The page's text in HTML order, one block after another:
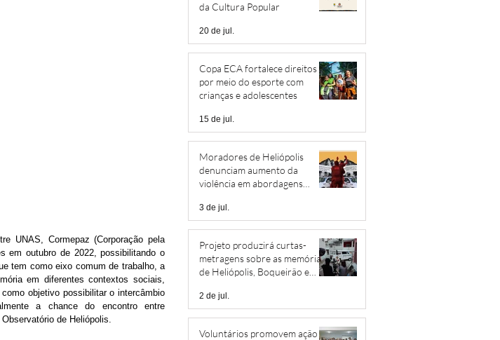
UNAS, Cormepaz (Corporação pela
em outubro de 2022, possibilitando o
tem como eixo comum de trabalho, a
em diferentes contextos sociais,
objetivo possibilitar o intercâmbio
a chance do encontro entre
de Heliópolis.
da Cultura Popular
20 de jul.
Copa ECA fortalece direitos
por meio do esporte com
crianças e adolescentes
15 de jul.
Moradores de Heliópolis
denunciam aumento da
violência em abordagens
3 de jul.
Projeto produzirá curtas-
metragens sobre as memórias
de Heliópolis, Boqueirão e
2 de jul.
Voluntários promovem ação